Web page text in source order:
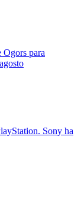
Ogors para
Sony ha